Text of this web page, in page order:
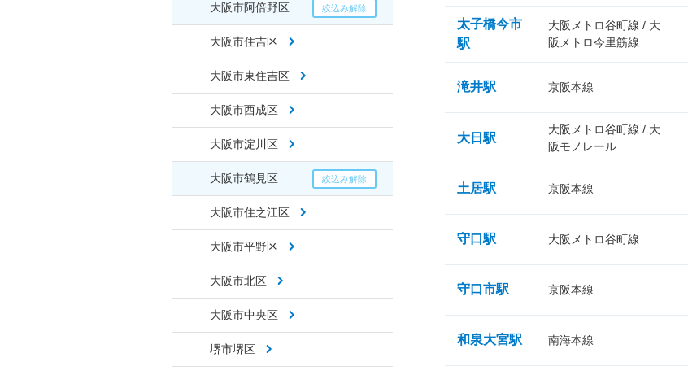
大阪市阿倍野区
大阪市住吉区
大阪市東住吉区
大阪市西成区
大阪市淀川区
大阪市鶴見区
大阪市住之江区
大阪市平野区
大阪市北区
大阪市中央区
堺市堺区
太子橋今市
駅
大阪メトロ谷町線 / 大
阪メトロ今里筋線
滝井駅 京阪本線
大日駅
大阪メトロ谷町線 / 大
阪モノレール
土居駅 京阪本線
守口駅 大阪メトロ谷町線
守口市駅 京阪本線
和泉大宮駅 南海本線